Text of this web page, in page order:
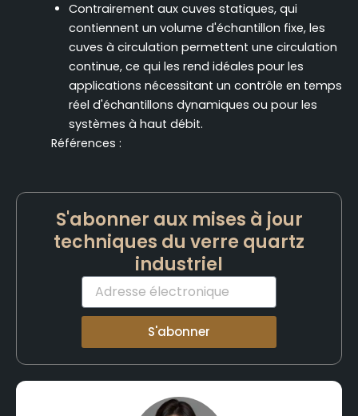
Contrairement aux cuves statiques, qui
contiennent un volume d'échantillon fixe, les
cuves à circulation permettent une circulation
continue, ce qui les rend idéales pour les
applications nécessitant un contrôle en temps
réel d'échantillons dynamiques ou pour les
systèmes à haut débit.
Références :
S'abonner aux mises à jour
techniques du verre quartz
industriel
Courriel
S'abonner